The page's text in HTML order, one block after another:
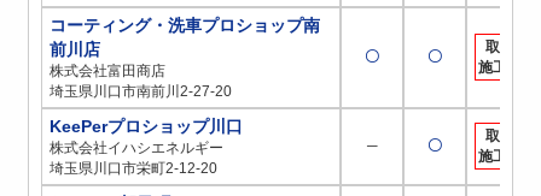
コーティング・洗車プロショップ南
前川店
株式会社富田商店
埼玉県川口市南前川2-27-20
〇 〇
取扱
施工店
KeePerプロショップ川口
株式会社イハシエネルギー
埼玉県川口市栄町2-12-20
─ 〇
取扱
施工店